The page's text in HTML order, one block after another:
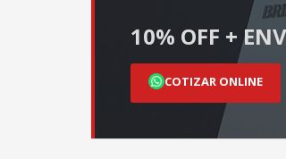
10% OFF +
COTIZAR ONLINE